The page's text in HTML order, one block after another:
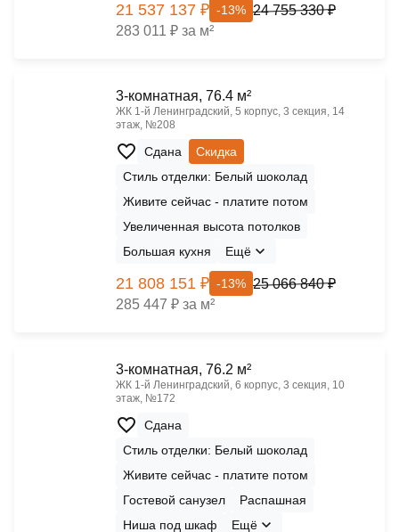
21 537 137 ₽ -13% 24 755 330 ₽
283 011 ₽ за м²
3-комнатная, 76.4 м²
ЖК 1‑й Ленинградский, 5 корпус, 3 секция, 14
этаж, №208
Сдана
Скидка
Стиль отделки: Белый шоколад
Живите сейчас - платите потом
Увеличенная высота потолков
Большая кухня
Ещё
21 808 151 ₽ -13% 25 066 840 ₽
285 447 ₽ за м²
3-комнатная, 76.2 м²
ЖК 1‑й Ленинградский, 6 корпус, 3 секция, 10
этаж, №172
Сдана
Стиль отделки: Белый шоколад
Живите сейчас - платите потом
Гостевой санузел
Распашная
Ниша под шкаф
Ещё